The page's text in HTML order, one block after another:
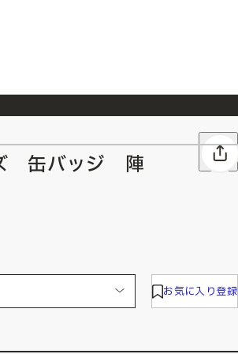
『ONE PIECE magazine 021 ONE PIECEカード付き同梱版』発売延期のご案内
缶バッジ 陣
お気に入り登録